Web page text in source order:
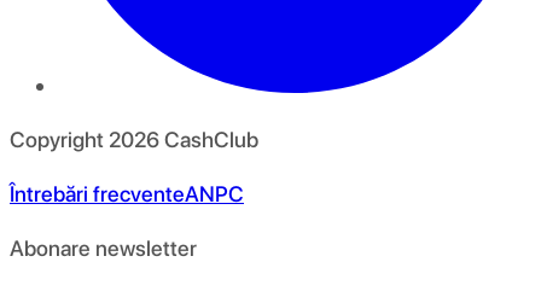
Copyright 2026CashClub
Întrebări frecventeANPC
Abonare newsletter